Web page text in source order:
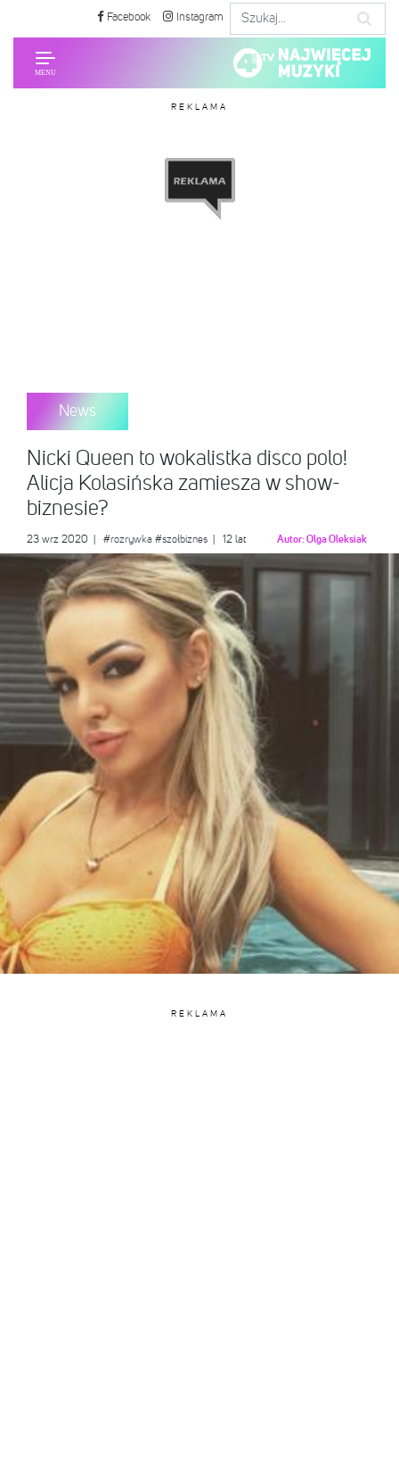
Facebook Instagram
REKLAMA
News
Nicki Queen to wokalistka disco polo!
Alicja Kolasińska zamiesza w show-
biznesie?
23 wrz 2020 #rozrywka #szołbiznes | 12 lat Autor:Olga Oleksiak
REKLAMA